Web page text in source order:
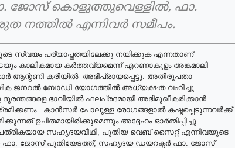
ഫാ. ജോസ് കൊളുത്തുവെള്ളിൽ, ഫാ.
നത്തിൽ എന്നിവർ സമീപം.
സ്വയം പര്യാപ്തതയിലേക്കു നയിക്കുക എന്നതാണ്
കർത്തവ്യമെന്ന് എറണാകുളം-അങ്കമാലി
ആന്റണി കരിയിൽ അഭിപ്രായപ്പെട്ടു. അതിരൂപതാ
ജനറൽ ബോഡി യോഗത്തിൽ അധ്യക്ഷത വഹിച്ചു
ഭാവിയിൽ ഫലപ്രദമായി അഭിമുഖീകരിക്കാൻ
. കാൻസർ പോലുള്ള രോഗങ്ങളാൽ കഷ്ടപ്പെടുന്നവർക്ക്
ഉചിതമായിരിക്കുമെന്നും അദ്ദേഹം ഓർമ്മിപ്പിച്ചു.
സഹൃദയവീഥി, പുതിയ വെബ് സൈറ്റ് എന്നിവയുടെ
ഫാ. ജോസ് പുതിയേടത്ത്, സഹൃദയ ഡയറക്ടർ ഫാ. ജോസ്